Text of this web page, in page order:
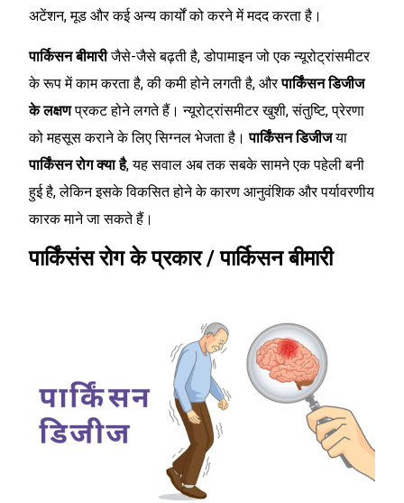
अटेंशन, मूड और कई अन्य कार्यों को करने में मदद करता है।
पार्किसन बीमारीजैसे-जैसे बढ़ती है, डोपामाइन जो एक न्यूरोट्रांसमीटर
के रूप में काम करता है, की कमी होने लगती है, औरपार्किंसन डिजीज
के लक्षणप्रकट होने लगते हैं। न्यूरोट्रांसमीटर खुशी, संतुष्टि, प्रेरणा
को महसूस कराने के लिए सिग्नल भेजता है।पार्किंसन डिजीजया
पार्किंसन रोग क्या है, यह सवाल अब तक सबके सामने एक पहेली बनी
हुई है, लेकिन इसके विकसित होने के कारण आनुवंशिक और पर्यावरणीय
कारक माने जा सकते हैं।
पार्किंसंस रोग के प्रकार / पार्किसन बीमारी